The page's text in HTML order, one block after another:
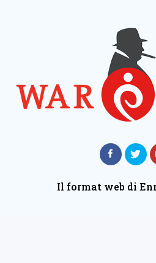
Il format web di